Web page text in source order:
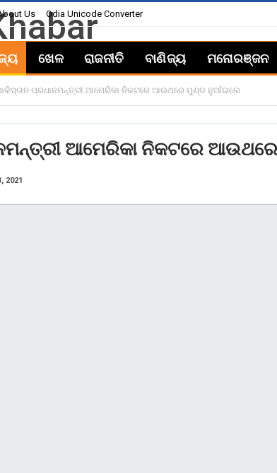
Us Odia Unicode Converter
ଖେଳ ରାଜନୀତି ବାଣିଜ୍ୟ ମନୋରଞ୍ଜନ
ପ୍ରଧାନମନ୍ତ୍ରୀ ଆମେରିକା ନିକଟରେ ଆଉଥରେ ମୁଣ୍ଡ ନୁଆଁଇଲେ
ଆମେରିକା ନିକଟରେ
2021